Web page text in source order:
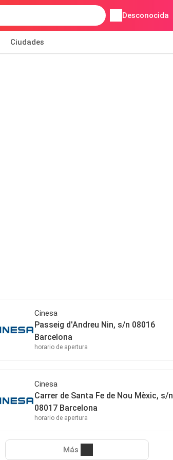
Desconocida
Ciudades
Cinesa
Passeig d'Andreu Nin, s/n 08016
Barcelona
horario de apertura
Cinesa
Carrer de Santa Fe de Nou Mèxic, s/n
08017 Barcelona
horario de apertura
Más